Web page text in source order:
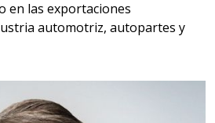
Querétaro
DE CORTE
en las exportaciones
automotriz, autopartes y